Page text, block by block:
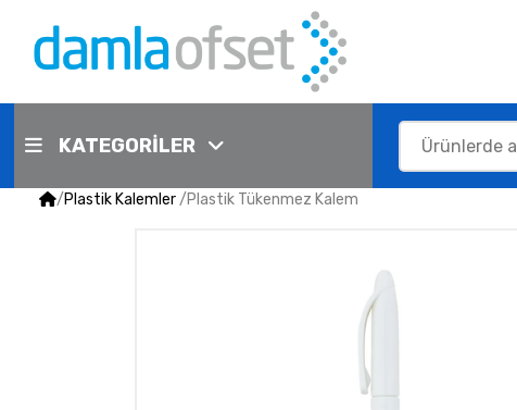
KATEGORİLER
/Plastik Kalemler/Plastik Tükenmez Kalem